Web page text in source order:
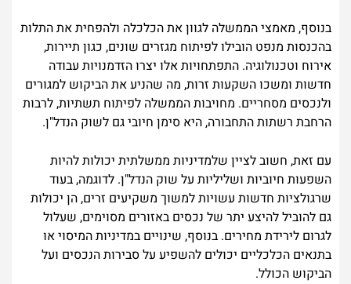
בנוסף, מאמצי הממשלה לגוון את הכלכלה ולהפחית את התלות
בהכנסות מנפט הובילו לפיתוח מגזרים שונים, כגון תיירות,
אירוח וטכנולוגיה. התפתחויות אלו יצרו הזדמנויות עבודה
חדשות ומשכו השקעות זרות, מה שהניע את הביקוש למגורים
ולנכסים מסחריים. מחויבות הממשלה לפיתוח תשתיות, לרבות
הרחבת רשתות התחבורה, היא סימן חיובי גם לשוק הנדל"ן.
עם זאת, חשוב לציין שלמדיניות ממשלתית יכולות להיות
השפעות חיוביות ושליליות על שוק הנדל"ן. לדוגמה, בעוד
שרגולציות חדשות עשויות למשוך משקיעים זרים, הן יכולות
גם להוביל להיצע יתר של נכסים באזורים מסוימים, שעלול
לגרום לירידת מחירים. בנוסף, שינויים במדיניות המיסוי או
בתנאים הכלכליים יכולים להשפיע על סבירות הנכסים ועל
הביקוש הכולל.